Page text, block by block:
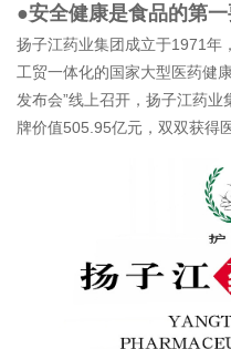
●安全健康是食品的第
扬子江药业集团成立于1971年
工贸一体化的国家大型医药健
发布会”线上召开，扬子江药
牌价值505.95亿元，双双获得